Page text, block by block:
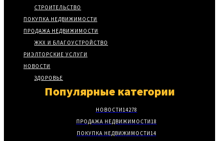
СТРОИТЕЛЬСТВО
ПОКУПКА НЕДВИЖИМОСТИ
ПРОДАЖА НЕДВИЖИМОСТИ
ЖКХ И БЛАГОУСТРОЙСТВО
РИЭЛТОРСКИЕ УСЛУГИ
НОВОСТИ
ЗДОРОВЬЕ
Популярные категории
НОВОСТИ14278
ПРОДАЖА НЕДВИЖИМОСТИ18
ПОКУПКА НЕДВИЖИМОСТИ14